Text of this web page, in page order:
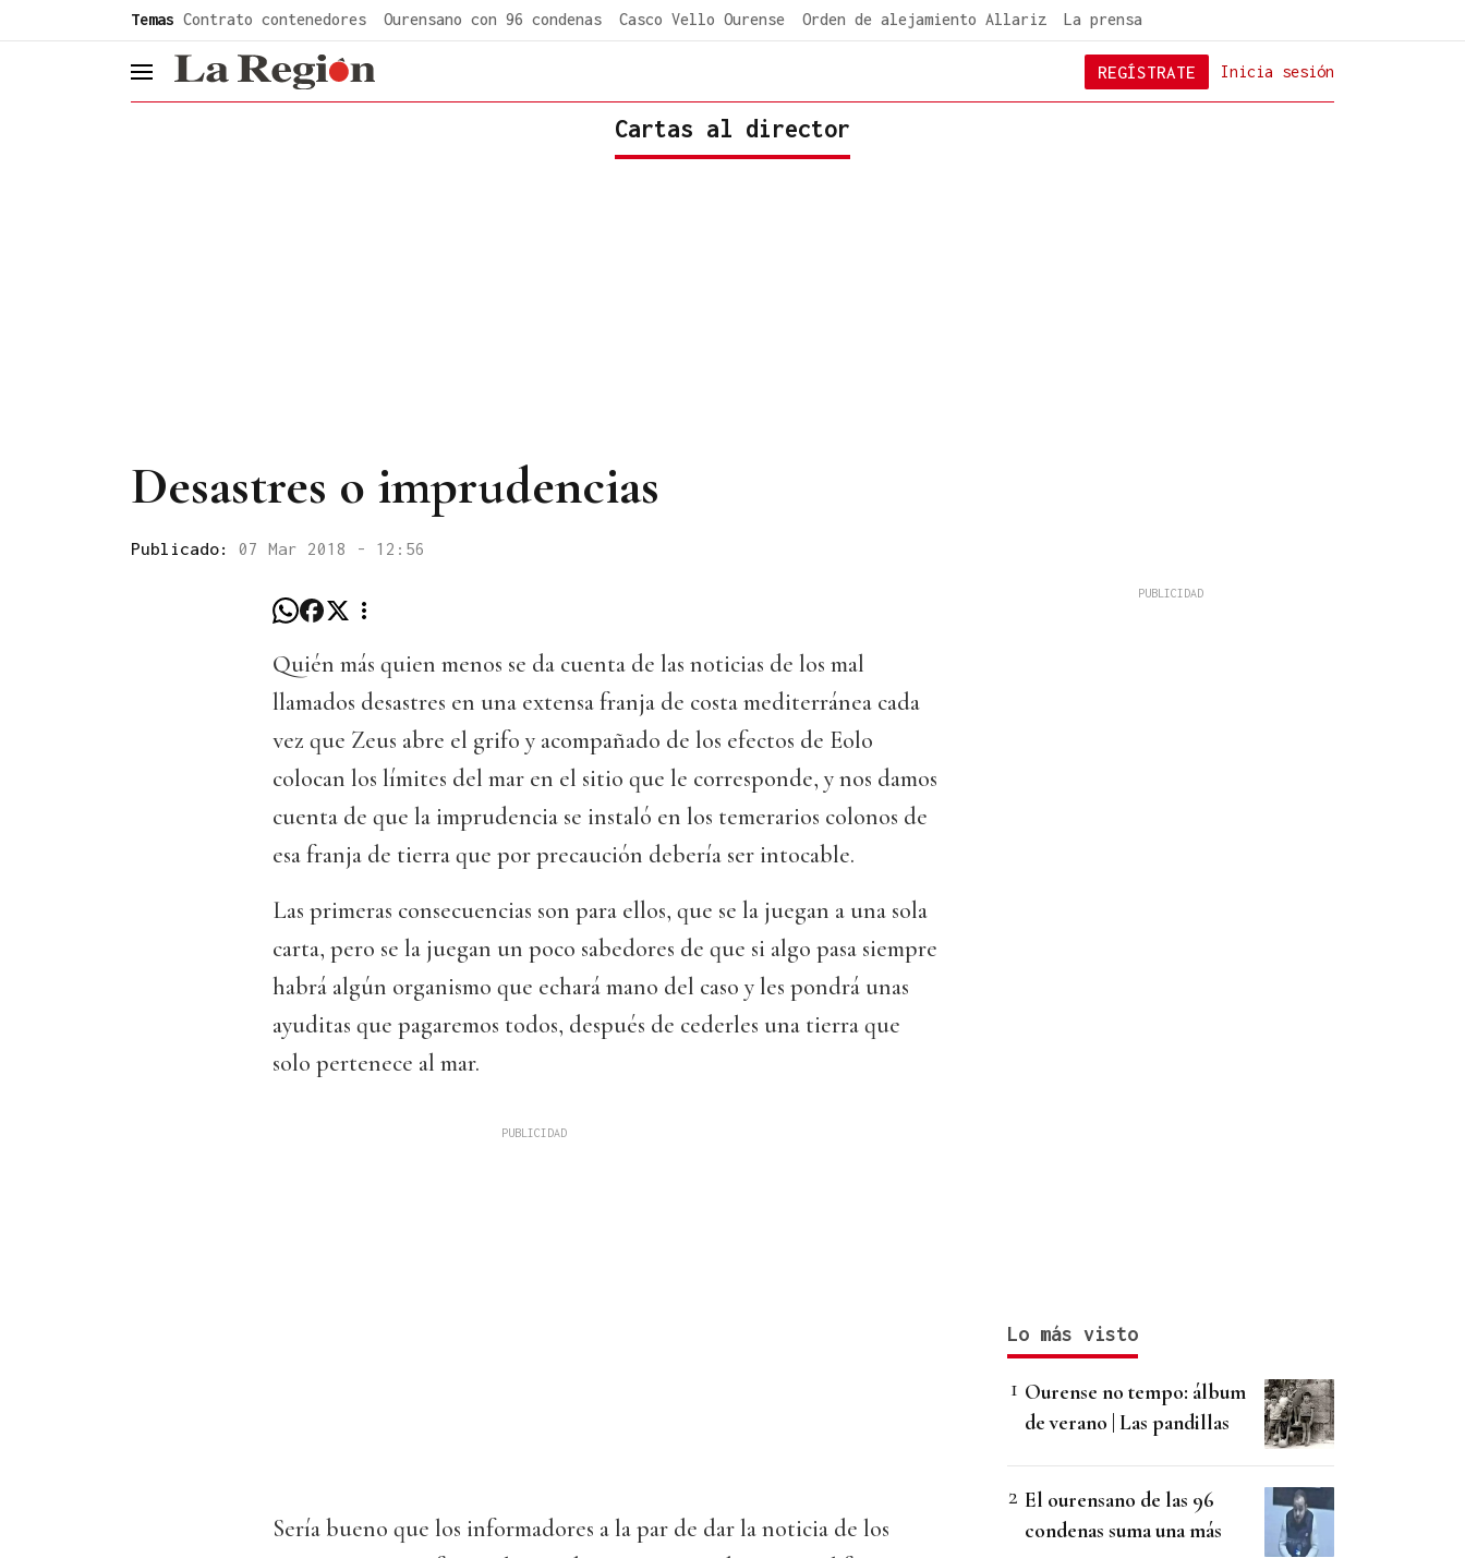
Temas Contrato contenedores Ourensano con 96 condenas Casco Vello Ourense Orden de alejamiento Allariz La prensa
header.menu.open Inicia sesión
REGÍSTRATE
Cartas al director
Desastres o imprudencias
Publicado: 07 Mar 2018 - 12:56
Quién más quien menos se da cuenta de las noticias de los mal
llamados desastres en una extensa franja de costa mediterránea cada
vez que Zeus abre el grifo y acompañado de los efectos de Eolo
colocan los límites del mar en el sitio que le corresponde, y nos damos
cuenta de que la imprudencia se instaló en los temerarios colonos de
esa franja de tierra que por precaución debería ser intocable.
Las primeras consecuencias son para ellos, que se la juegan a una sola
carta, pero se la juegan un poco sabedores de que si algo pasa siempre
habrá algún organismo que echará mano del caso y les pondrá unas
ayuditas que pagaremos todos, después de cederles una tierra que
solo pertenece al mar.
Sería bueno que los informadores a la par de dar la noticia de los
Lo más visto
Ourense no tempo: álbum
de verano | Las pandillas
El ourensano de las 96
condenas suma una más